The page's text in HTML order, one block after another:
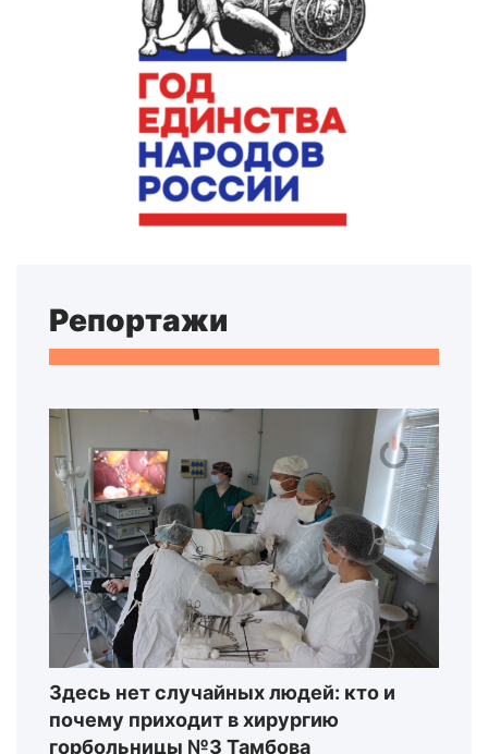
Репортажи
Здесь нет случайных людей: кто и
почему приходит в хирургию
горбольницы №3 Тамбова